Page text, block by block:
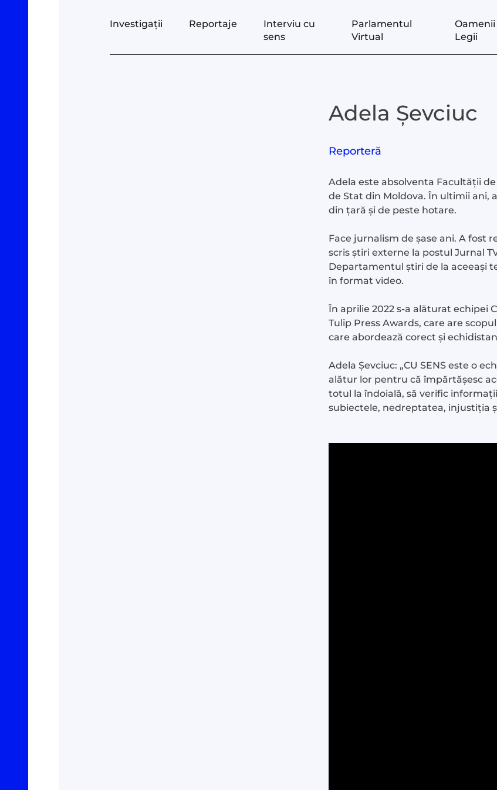
Investigații Reportaje
Interviu cu
sens
Parlamentul
Virtual
Oamenii
Legii
Adela Șevciuc
Reporteră
Adela este absolventa Facultății
de Stat din Moldova. În ultimii ani,
din țară și de peste hotare.
Face jurnalism de șase ani. A fost
scris știri externe la postul Jurnal
Departamentul știri de la aceeași
în format video.
În aprilie 2022 s-a alăturat echipei
Tulip Press Awards, care are
care abordează corect și
Adela Șevciuc: „CU SENS este o
alătur lor pentru că împărtășesc
totul la îndoială, să verific
subiectele, nedreptatea, injustiția